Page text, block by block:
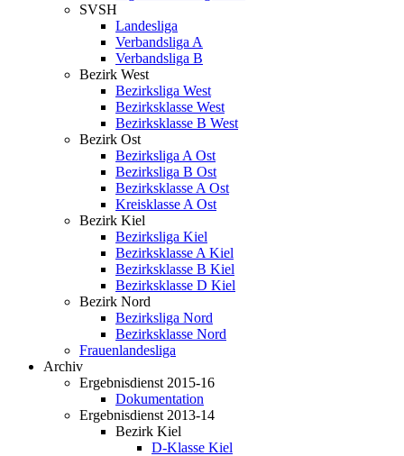
SVSH
Landesliga
Verbandsliga A
Verbandsliga B
Bezirk West
Bezirksliga West
Bezirksklasse West
Bezirksklasse B West
Bezirk Ost
Bezirksliga A Ost
Bezirksliga B Ost
Bezirksklasse A Ost
Kreisklasse A Ost
Bezirk Kiel
Bezirksliga Kiel
Bezirksklasse A Kiel
Bezirksklasse B Kiel
Bezirksklasse D Kiel
Bezirk Nord
Bezirksliga Nord
Bezirksklasse Nord
Frauenlandesliga
Archiv
Ergebnisdienst 2015-16
Dokumentation
Ergebnisdienst 2013-14
Bezirk Kiel
D-Klasse Kiel